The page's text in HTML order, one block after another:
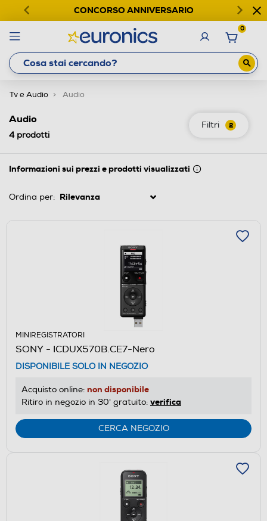
CONCORSO ANNIVERSARIO
0
Tv e Audio Audio
Filtri 2
Audio
4prodotti
Informazioni sui prezzi e prodotti visualizzati
Ordina per:
MINIREGISTRATORI
SONY - ICDUX570B.CE7-Nero
DISPONIBILE SOLO IN NEGOZIO
Acquisto online: non disponibile
Ritiro in negozio in 30' gratuito: verifica
CERCA NEGOZIO